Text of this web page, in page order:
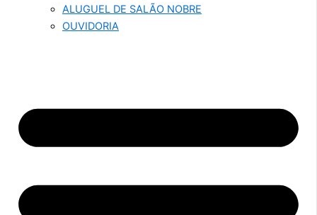
ALUGUEL DE SALÃO NOBRE
OUVIDORIA